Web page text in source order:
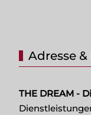
Adresse
THE DREAM -